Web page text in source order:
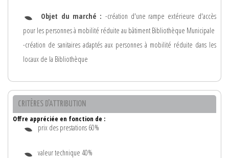
Objet du marché : -création d'une rampe extérieure d'accès
pour les personnes à mobilité réduite au bâtiment Bibliothèque Municipale
-création de sanitaires adaptés aux personnes à mobilité réduite dans les
locaux de la Bibliothèque
CRITÈRES D'ATTRIBUTION
Offre appréciée en fonction de :
prix des prestations 60%
valeur technique 40%